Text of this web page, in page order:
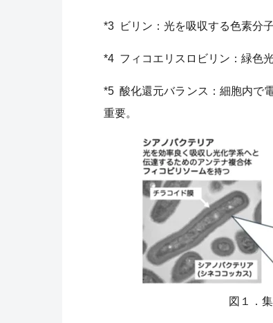
*3 ビリン：光を吸収する色素分
*4 フィコエリスロビリン：緑色
*5 酸化還元バランス：細胞内で
重要。
図１．